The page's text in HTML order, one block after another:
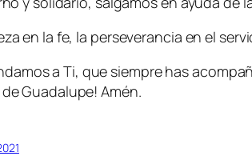
en la fe, la perseverancia en el
a Ti, que siempre has
Guadalupe! Amén.